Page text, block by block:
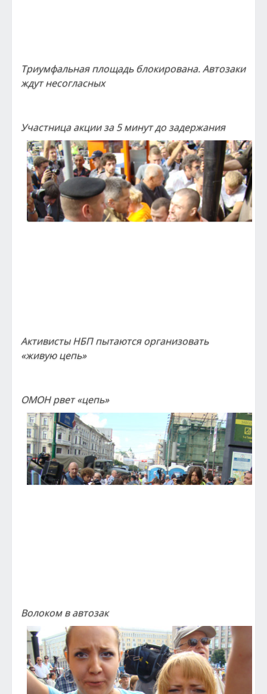
Триумфальная площадь блокирована. Автозаки
ждут несогласных
Участница акции за 5 минут до задержания
Активисты НБП пытаются организовать
«живую цепь»
ОМОН рвет «цепь»
Волоком в автозак